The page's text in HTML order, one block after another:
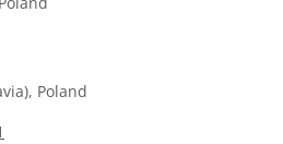
Poland